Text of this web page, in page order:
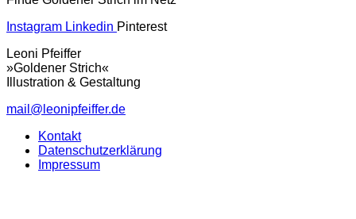
Instagram Linkedin Pinterest
Leoni Pfeiffer
»Goldener Strich«
Illustration & Gestaltung
mail@leonipfeiffer.de
Kontakt
Datenschutzerklärung
Impressum